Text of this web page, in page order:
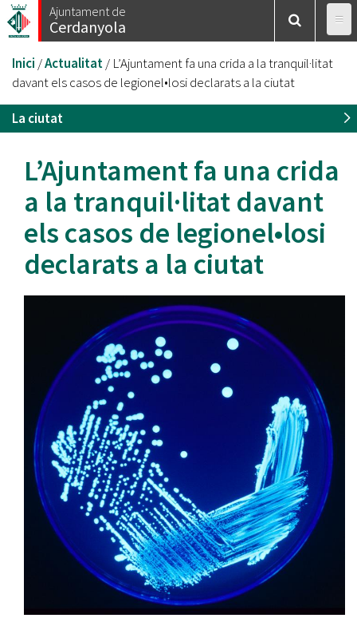
Vés
al
Ajuntament de
Cerdanyola
Esteu
aquí
Inici /Actualitat/ L’Ajuntament fa una crida a la tranquil·litat
davant els casos de legionel•losi declarats a la ciutat
La ciutat
L’Ajuntament fa una crida
a la tranquil·litat davant
els casos de legionel•losi
declarats a la ciutat